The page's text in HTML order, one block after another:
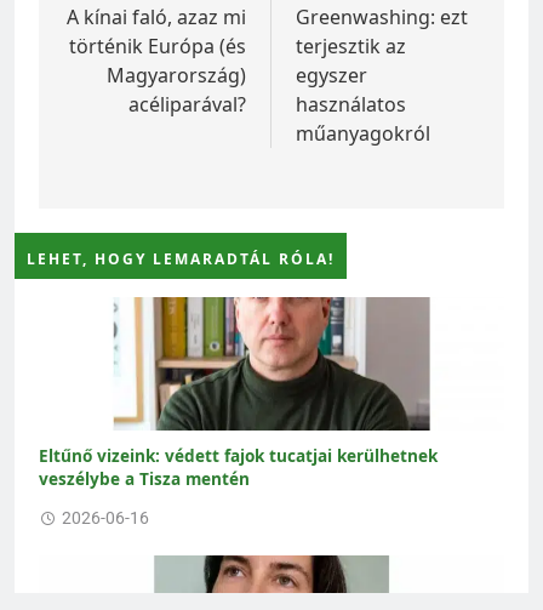
navigáció
A kínai faló, azaz mi
történik Európa (és
Magyarország)
acéliparával?
Greenwashing: ezt
terjesztik az
egyszer
használatos
műanyagokról
LEHET, HOGY LEMARADTÁL RÓLA!
Eltűnő vizeink: védett fajok tucatjai kerülhetnek
veszélybe a Tisza mentén
2026-06-16